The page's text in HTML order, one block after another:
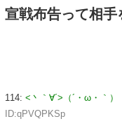
宣戦布告って相
114: <丶｀∀´>（´・ω・｀
ID:qPVQPKSp